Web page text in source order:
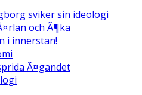
sviker sin ideologi
och Ã¶ka
i innerstan!
Ã¤gandet